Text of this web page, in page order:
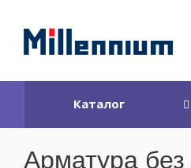
Каталог
Арматура без